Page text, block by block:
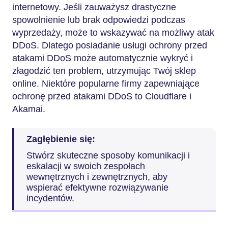
internetowy. Jeśli zauważysz drastyczne
spowolnienie lub brak odpowiedzi podczas
wyprzedaży, może to wskazywać na możliwy atak
DDoS. Dlatego posiadanie usługi ochrony przed
atakami DDoS może automatycznie wykryć i
złagodzić ten problem, utrzymując Twój sklep
online. Niektóre popularne firmy zapewniające
ochronę przed atakami DDoS to Cloudflare i
Akamai.
Zagłębienie się:
Stwórz skuteczne sposoby komunikacji i
eskalacji w swoich zespołach
wewnętrznych i zewnętrznych, aby
wspierać efektywne rozwiązywanie
incydentów.